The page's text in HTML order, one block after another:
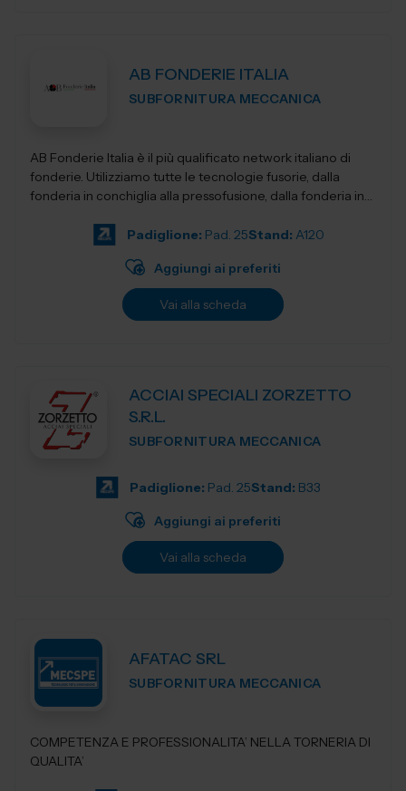
AB FONDERIE ITALIA
SUBFORNITURA MECCANICA
AB Fonderie Italia è il più qualificato network italiano di
fonderie. Utilizziamo tutte le tecnologie fusorie, dalla
fonderia in conchiglia alla pressofusione, dalla fonderia in
Padiglione: Pad. 25Stand: A120
Aggiungi ai preferiti
Vai alla scheda
ACCIAI SPECIALI ZORZETTO
S.R.L.
SUBFORNITURA MECCANICA
Padiglione: Pad. 25Stand: B33
Aggiungi ai preferiti
Vai alla scheda
AFATAC SRL
SUBFORNITURA MECCANICA
COMPETENZA E PROFESSIONALITA’ NELLA TORNERIA DI
QUALITA’